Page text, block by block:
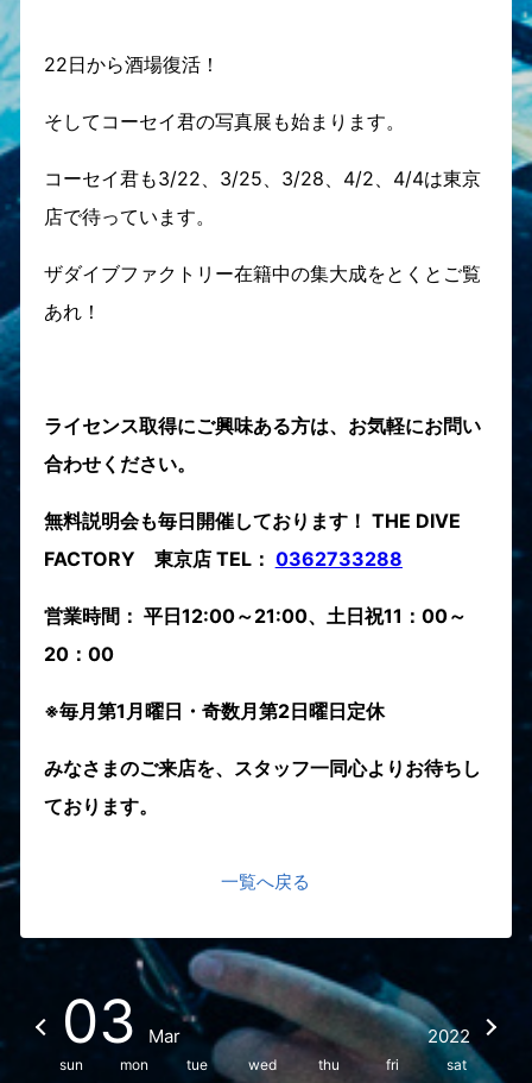
22日から酒場復活！
そしてコーセイ君の写真展も始まります。
コーセイ君も3/22、3/25、3/28、4/2、4/4は東京
店で待っています。
ザダイブファクトリー在籍中の集大成をとくとご覧
あれ！
ライセンス取得にご興味ある方は、お気軽にお問い
合わせください。
無料説明会も毎日開催しております！ THE DIVE
FACTORY 東京店 TEL： 0362733288
営業時間： 平日12:00～21:00、土日祝11：00～
20：00
※毎月第1月曜日・奇数月第2日曜日定休
みなさまのご来店を、スタッフ一同心よりお待ちし
ております。
一覧へ戻る
03 Mar 2022
sun mon tue wed thu fri sat